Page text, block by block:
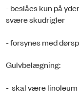
- beslåes kun på
svære skudrigler
- forsynes med
Gulvbelægning:
- skal være linoleum